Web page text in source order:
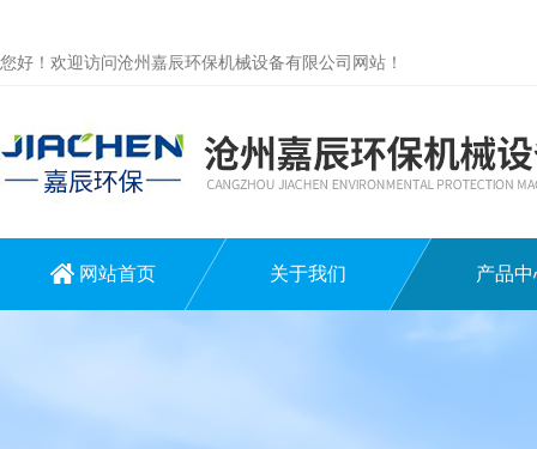
您好！欢迎访问沧州嘉辰环保机械设备有限公司网站！
网站首页 关于我们 产品中